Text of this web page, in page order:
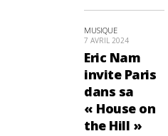
MUSIQUE
7 AVRIL 2024
Eric Nam
invite Paris
dans sa
« House on
the Hill »